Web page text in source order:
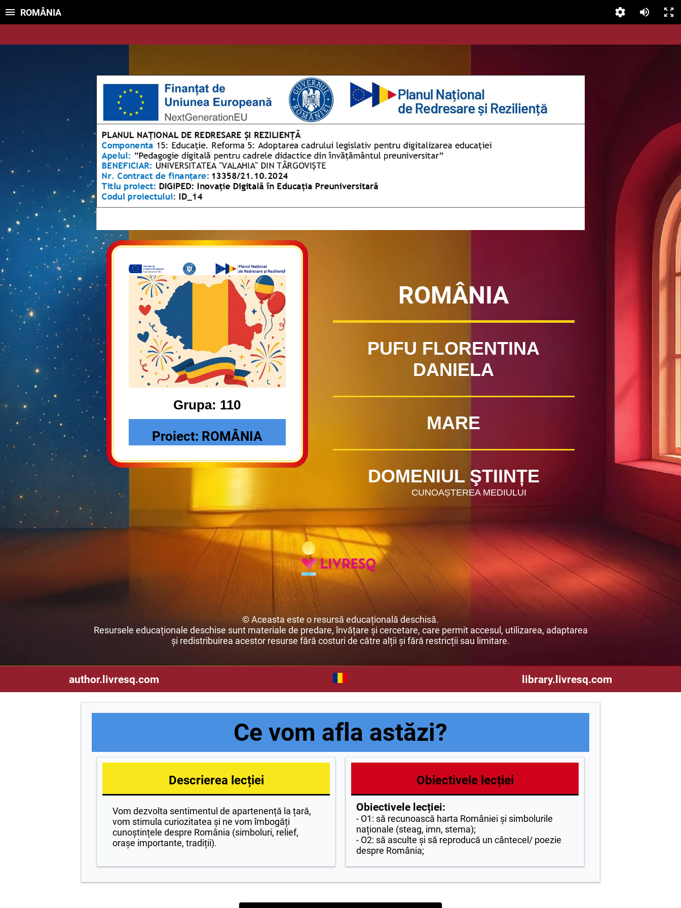
ROMÂNIA
Grupa: 110
Proiect: ROMÂNIA
ROMÂNIA
PUFU FLORENTINA
DANIELA
MARE
DOMENIUL ŞTIINȚE
CUNOAȘTEREA MEDIULUI
© Aceasta este o resursă educațională deschisă.
Resursele educaționale deschise sunt materiale de predare, învățare și cercetare, care permit accesul, utilizarea, adaptarea
și redistribuirea acestor resurse fără costuri de către alții și fără restricții sau limitare.
author.livresq.com library.livresq.com
Ce vom afla astăzi?
Descrierea lecției
Vom dezvolta sentimentul de apartenență la țară,
vom stimula curiozitatea și ne vom îmbogăți
cunoștințele despre România (simboluri, relief,
orașe importante, tradiții).
Obiectivele lecției
Obiectivele lecției:
- O1: să recunoască harta României și simbolurile
naționale (steag, imn, stema);
- O2: să asculte și să reproducă un cântecel/ poezie
despre România;